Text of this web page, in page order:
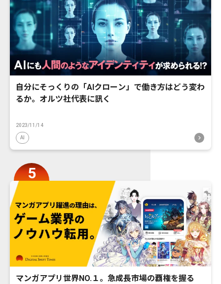
自分にそっくりの「AIクローン」で働き方はどう変わ
るか。オルツ社代表に訊く
2023/11/14
AI
マンガアプリ世界NO.１。急成長市場の覇権を握る